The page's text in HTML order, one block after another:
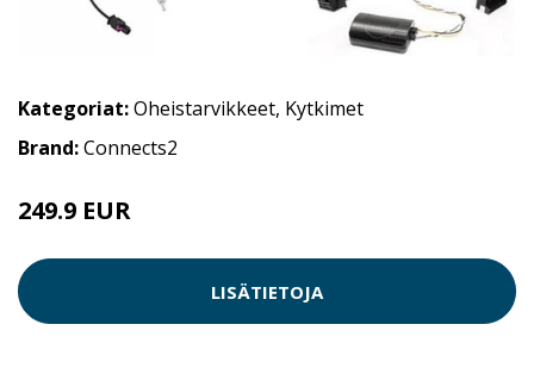
Kategoriat:Oheistarvikkeet, Kytkimet
Brand:Connects2
249.9 EUR
LISÄTIETOJA